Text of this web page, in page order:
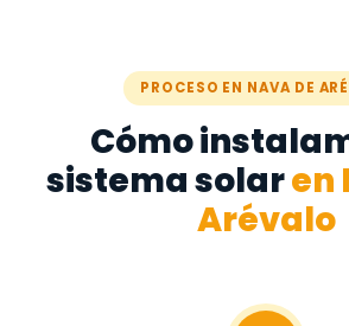
PROCESO EN NAVA DE
Cómo
sistema solaren
Arévalo